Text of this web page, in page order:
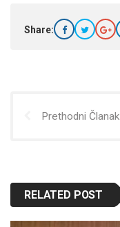
Share:
Prethodni Članak
RELATED POST